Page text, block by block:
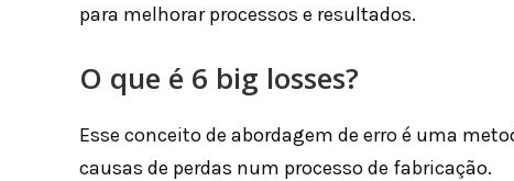
para melhorar processos e resultados.
O que é 6 big losses?
Esse conceito de abordagem de erro é uma
causas de perdas num processo de fabricação.